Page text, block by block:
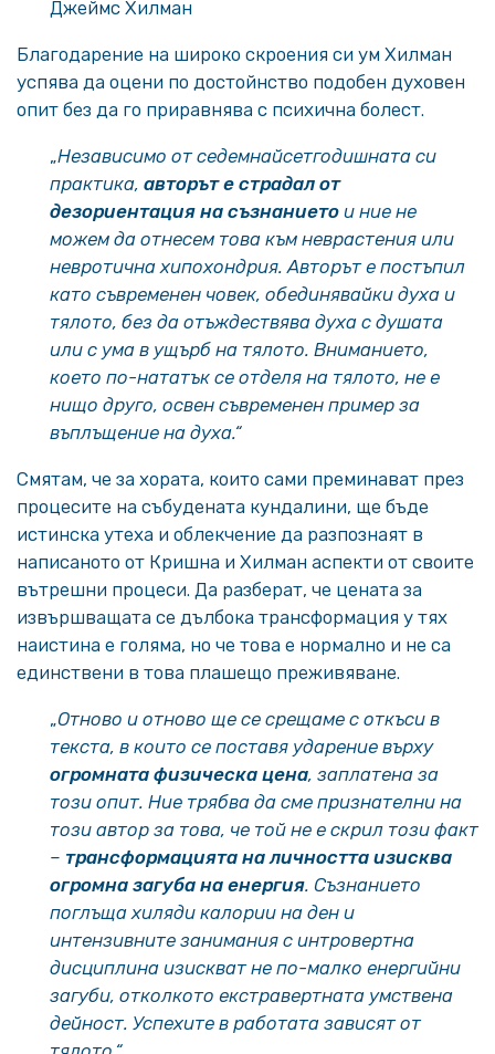
Джеймс Хилман
Благодарение на широко скроения си ум Хилман
успява да оцени по достойнство подобен духовен
опит без да го приравнява с психична болест.
„Независимо от седемнайсетгодишната си
практика, авторът е страдал от
дезориентация на съзнанието и ние не
можем да отнесем това към неврастения или
невротична хипохондрия. Авторът е постъпил
като съвременен човек, обединявайки духа и
тялото, без да отъждествява духа с душата
или с ума в ущърб на тялото. Вниманието,
което по-нататък се отделя на тялото, не е
нищо друго, освен съвременен пример за
въплъщение на духа.“
Смятам, че за хората, които сами преминават през
процесите на събудената кундалини, ще бъде
истинска утеха и облекчение да разпознаят в
написаното от Кришна и Хилман аспекти от своите
вътрешни процеси. Да разберат, че цената за
извършващата се дълбока трансформация у тях
наистина е голяма, но че това е нормално и не са
единствени в това плашещо преживяване.
„Отново и отново ще се срещаме с откъси в
текста, в които се поставя ударение върху
огромната физическа цена, заплатена за
този опит. Ние трябва да сме признателни на
този автор за това, че той не е скрил този факт
– трансформацията на личността изисква
огромна загуба на енергия. Съзнанието
поглъща хиляди калории на ден и
интензивните занимания с интровертна
дисциплина изискват не по-малко енергийни
загуби, отколкото екстравертната умствена
дейност. Успехите в работата зависят от